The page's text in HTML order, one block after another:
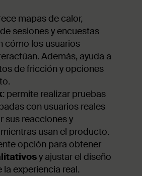
mapas de calor,
sesiones y encuestas
cómo los usuarios
Además, ayuda a
de fricción y opciones
: permite realizar pruebas
con usuarios reales
sus reacciones y
usan el producto.
opción para obtener
y ajustar el diseño
experiencia real.